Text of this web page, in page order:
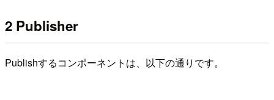
2 Publisher
Publishするコンポーネントは、以下の通りです。